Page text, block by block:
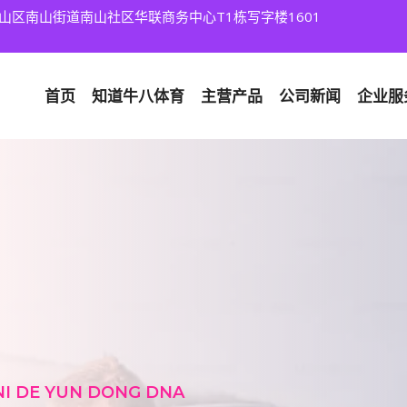
区南山街道南山社区华联商务中心T1栋写字楼1601
首页 知道⽜⼋体育 主营产品 公司新闻 企业
DE YUN DONG DNA